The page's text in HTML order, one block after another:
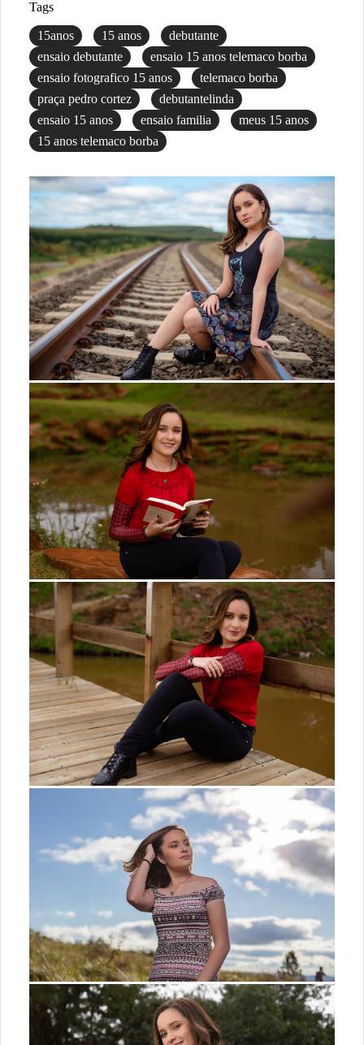
Tags
15anos 15 anos
debutante
ensaio debutante
ensaio 15 anos telemaco borba
ensaio fotografico 15 anos
telemaco borba
praça pedro cortez
debutantelinda
ensaio 15 anos
ensaio familia
meus 15 anos
15 anos telemaco borba